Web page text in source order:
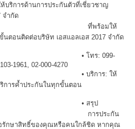
ริการด้านการประกันตัวที่เชี่ยวชาญ
จำกัด
อมให้
นตอนติดต่อบริษัท เอสแอลเอส 2017 จำกัด
: 099-
1961, 02-000-4270
าร: ให้
การค้ำประกันในทุกขั้นตอน
• สรุป
ระกัน
รักษาสิทธิ์ของคุณหรือคนใกล้ชิด หากคุณ